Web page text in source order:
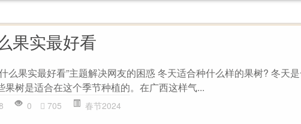
果实最好看
么果实最好看”主题解决网友的困惑 冬天适合种什么样的果树? 冬天
果树是适合在这个季节种植的。在广西这样气...
0 705 春节2024